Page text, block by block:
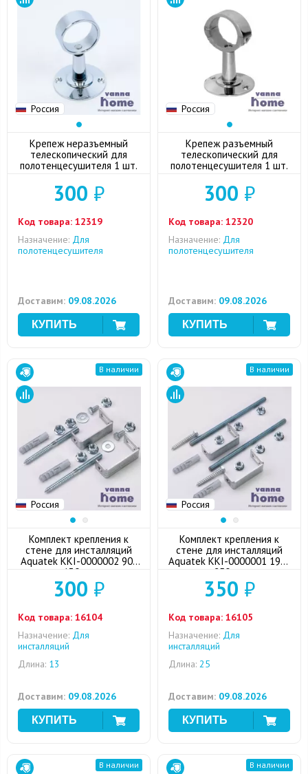
Россия
Крепеж неразъемный
телескопический для
полотенцесушителя 1 шт.
300 ₽
Код товара: 12319
Назначение: Для
полотенцесушителя
Доставим: 09.08.2026
Россия
Крепеж разъемный
телескопический для
полотенцесушителя 1 шт.
300 ₽
Код товара: 12320
Назначение: Для
полотенцесушителя
Доставим: 09.08.2026
Россия
В наличии
Комплект крепления к
стене для инсталляций
Aquatek KKI-0000002 90-
130 мм
300 ₽
Код товара: 16104
Назначение: Для
инсталляций
Длина: 13
Доставим: 09.08.2026
Россия
В наличии
Комплект крепления к
стене для инсталляций
Aquatek KKI-0000001 190-
250 мм
350 ₽
Код товара: 16105
Назначение: Для
инсталляций
Длина: 25
Доставим: 09.08.2026
В наличии В наличии